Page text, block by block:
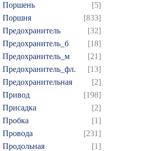
Поршень
[5]
Поршня
[833]
Предохранитель
[32]
Предохранитель_б
[18]
Предохранитель_м
[21]
Предохранитель_фл.
[13]
Предохранительная
[2]
Привод
[198]
Присадка
[2]
Пробка
[1]
Провода
[231]
Продольная
[1]